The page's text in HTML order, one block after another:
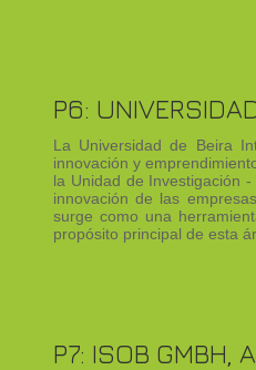
P6:
La Universidad de Beira
innovación y
la Unidad de Investigación
innovación de las
surge como una
propósito principal de esta
P7: ISOB GMBH,